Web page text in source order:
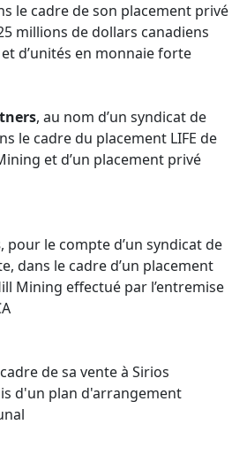
le cadre de son placement privé
millions de dollars canadiens
d’unités en monnaie forte
, au nom d’un syndicat de
le cadre du placement LIFE de
et d’un placement privé
, pour le compte d’un syndicat de
dans le cadre d’un placement
Mining effectué par l’entremise
de sa vente à Sirios
d'un plan d'arrangement